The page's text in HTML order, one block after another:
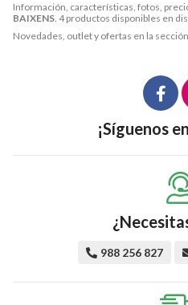
Información, características, fotos,
BAIXENS. 4 productos disponibles en
Novedades, outlet y ofertas en la sección
¡Síguenos
988 256 827